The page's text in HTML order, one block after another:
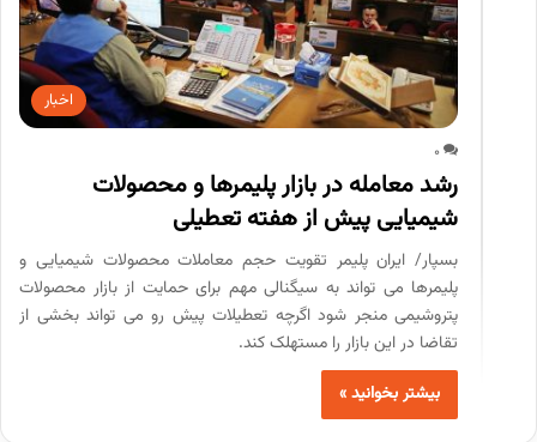
اخبار
0
رشد معامله در بازار پلیمرها و محصولات
شیمیایی پیش از هفته تعطیلی
بسپار/ ایران پلیمر تقویت حجم معاملات محصولات شیمیایی و
پلیمرها می تواند به سیگنالی مهم برای حمایت از بازار محصولات
پتروشیمی منجر شود اگرچه تعطیلات پیش رو می تواند بخشی از
تقاضا در این بازار را مستهلک کند.
بیشتر بخوانید »